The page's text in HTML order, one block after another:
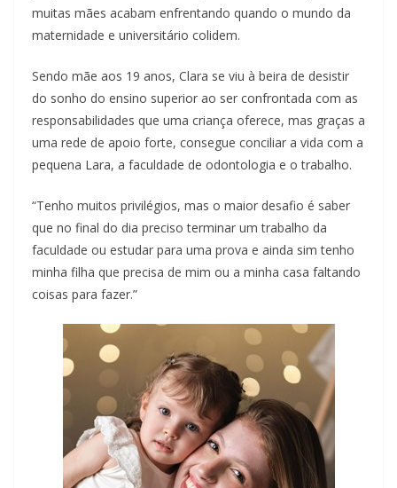
muitas mães acabam enfrentando quando o mundo da
maternidade e universitário colidem.
Sendo mãe aos 19 anos, Clara se viu à beira de desistir
do sonho do ensino superior ao ser confrontada com as
responsabilidades que uma criança oferece, mas graças a
uma rede de apoio forte, consegue conciliar a vida com a
pequena Lara, a faculdade de odontologia e o trabalho.
“Tenho muitos privilégios, mas o maior desafio é saber
que no final do dia preciso terminar um trabalho da
faculdade ou estudar para uma prova e ainda sim tenho
minha filha que precisa de mim ou a minha casa faltando
coisas para fazer.”